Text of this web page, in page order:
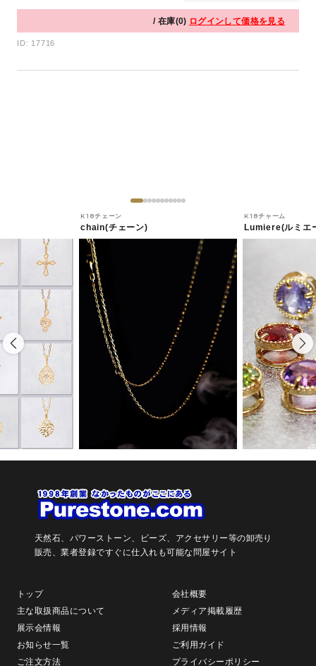
/ 在庫(0) ログインして価格を見る
ID: 17716
K18チェーン
chain(チェーン)
K18チャーム
Lumiere(ルミエ
天然石、パワーストーン、ビーズ、アクセサリー等の卸売り
販売、業者登録ですぐに仕入れも可能な問屋サイト
トップ
会社概要
主な取扱商品について
メディア掲載履歴
展示会情報
採用情報
お知らせ一覧
ご利用ガイド
ご注文方法
プライバシーポリシー